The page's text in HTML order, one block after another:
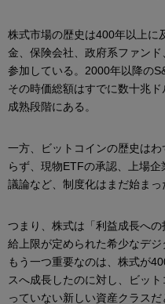
株式市場の歴史は400年以上に
金、保険会社、政府系ファン
参加している。2000年以降の
その時価総額はすでに数十兆
成熟段階にある。
一方、ビットコインの歴史は
らず、現物ETFの承認、上場
議論など、制度化はまだ始まっ
つまり、株式は「利益成長へ
給上限が定められた希少なデ
もう一つ重要なのは、株式が
スへ成長したのに対し、ビッ
っていない新しい資産クラスだ